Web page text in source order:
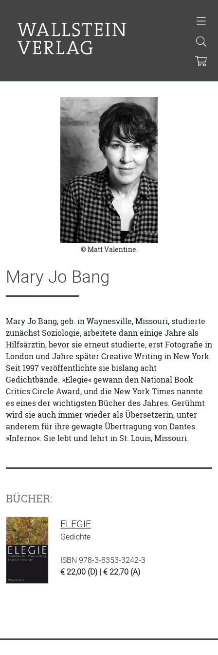
© Matt Valentine.
Mary Jo Bang
Mary Jo Bang, geb. in Waynesville, Missouri, studierte
zunächst Soziologie, arbeitete dann einige Jahre als
Hilfsärztin, bevor sie erneut studierte, erst Fotografie in
London und Jahre später Creative Writing in New York.
Seit 1997 veröffentlichte sie bislang acht
Gedichtbände. »Elegie« gewann den National Book
Critics Circle Award, und die New York Times nannte
es eines der wichtigsten Bücher des Jahres. Gerühmt
wird sie auch immer wieder als Übersetzerin, unter
anderem für ihre gewagte Übertragung von Dantes
»Inferno«. Sie lebt und lehrt in St. Louis, Missouri.
BÜCHER:
ELEGIE
Gedichte
ISBN 978-3-8353-3242-3
€ 22,00 (D) | € 22,70 (A)